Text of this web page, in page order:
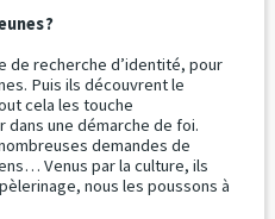
?
de recherche d’identité, pour
Puis ils découvrent le
cela les touche
une démarche de foi.
demandes de
Venus par la culture, ils
nous les poussons à